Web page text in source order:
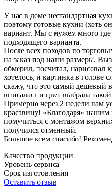
У нас в доме нестандартная
поэтому готовые кухни (хоть
вариант. Мы с мужем много
подходящего варианта.
После всех походов по
на заказ под наши размеры.
обмерил, посчитал, нарисовал
хотелось, и картинка в голове
скажу, что это самый дешевый
вписалась и цвет выбрала
Примерно через 2 недели нам
красавицу! «Благодаря»
помучиться с монтажом
получился отменный.
Большое всем спасибо!
Качество продукции
Уровень сервиса
Срок изготовления
Оставить отзыв